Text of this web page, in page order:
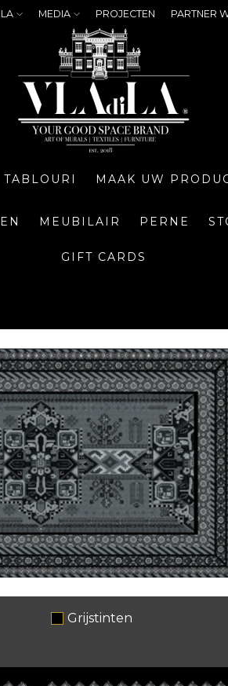
MEDIA PROJECTEN PARTNER
MAAK UW
MEUBILAIR PERNE
GIFT CARDS
Grijstinten